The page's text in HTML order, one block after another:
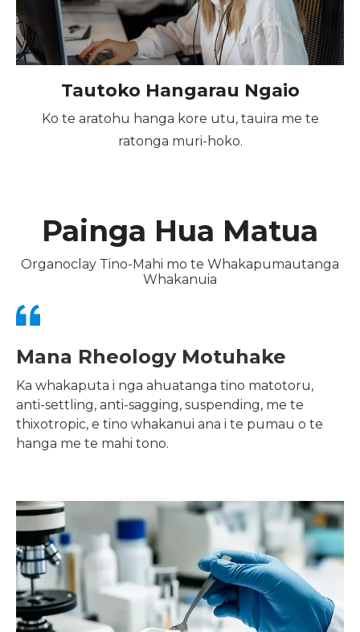
Tautoko Hangarau Ngaio
Ko te aratohu hanga kore utu, tauira me te
ratonga muri-hoko.
Painga Hua Matua
Organoclay Tino-Mahi mo te Whakapumautanga
Whakanuia
Mana Rheology Motuhake
Ka whakaputa i nga ahuatanga tino matotoru,
anti-settling, anti-sagging, suspending, me te
thixotropic, e tino whakanui ana i te pumau o te
hanga me te mahi tono.